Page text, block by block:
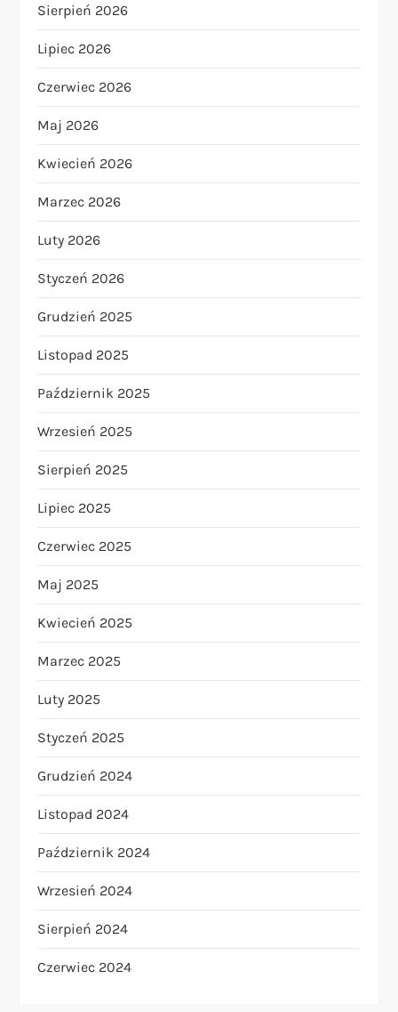
Sierpień 2026
Lipiec 2026
Czerwiec 2026
Maj 2026
Kwiecień 2026
Marzec 2026
Luty 2026
Styczeń 2026
Grudzień 2025
Listopad 2025
Październik 2025
Wrzesień 2025
Sierpień 2025
Lipiec 2025
Czerwiec 2025
Maj 2025
Kwiecień 2025
Marzec 2025
Luty 2025
Styczeń 2025
Grudzień 2024
Listopad 2024
Październik 2024
Wrzesień 2024
Sierpień 2024
Czerwiec 2024